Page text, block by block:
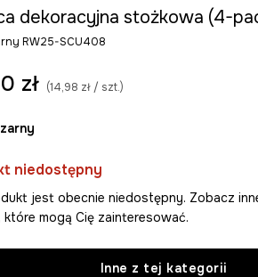
dekoracyjna stożkowa (4-
RW25-SCU408
zł (14,98 zł / szt.)
czarny
niedostępny
jest obecnie niedostępny. Zobacz
które mogą Cię zainteresować.
Inne z tej kategorii